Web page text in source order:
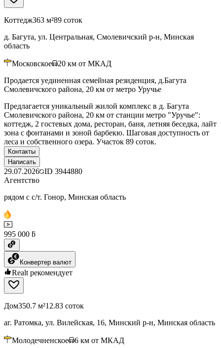
Коттедж363 м²89 соток
д. Багута, ул. Центральная, Смолевичский р-н, Минская
область
Московское 20 км от МКАД
Продается уединенная семейная резиденция, д.Багута
Смолевичского района, 20 км от метро Уручье
Предлагается уникальный жилой комплекс в д. Багута
Смолевичского района, 20 км от станции метро "Уручье":
коттедж, 2 гостевых дома, ресторан, баня, летняя беседка, лайт
зона с фонтанами и зоной барбекю. Шаговая доступность от
леса и собственного озера. Участок 89 соток.
Контакты
Написать
29.07.2026 ID 3944880
Агентство
рядом с с/т. Гонор, Минская область
995 000 ƃ
Конвертер валют
Realt рекомендует
Дом350.7 м²12.83 соток
аг. Ратомка, ул. Вилейская, 16, Минский р-н, Минская область
Молодечненское 6 км от МКАД